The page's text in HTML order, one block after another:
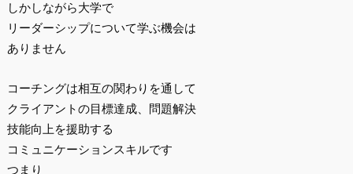
しかしながら大学で
リーダーシップについて学ぶ機会は
ありません
コーチングは相互の関わりを通して
クライアントの目標達成、問題解決
技能向上を援助する
コミュニケーションスキルです
つまり